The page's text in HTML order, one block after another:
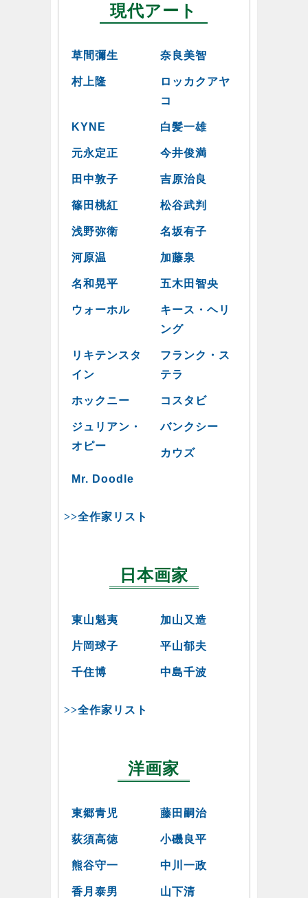
現代アート
草間彌生 奈良美智
村上隆
ロッカクアヤ
コ
KYNE 白髪一雄
元永定正 今井俊満
田中敦子 吉原治良
篠田桃紅 松谷武判
浅野弥衛 名坂有子
河原温 加藤泉
名和晃平 五木田智央
ウォーホル
キース・ヘリ
ング
リキテンスタ
イン
フランク・ス
テラ
ホックニー コスタビ
ジュリアン・
オピー
バンクシー
カウズ
Mr. Doodle
>>全作家リスト
日本画家
東山魁夷 加山又造
片岡球子 平山郁夫
千住博 中島千波
>>全作家リスト
洋画家
東郷青児 藤田嗣治
荻須高徳 小磯良平
熊谷守一 中川一政
香月泰男 山下清